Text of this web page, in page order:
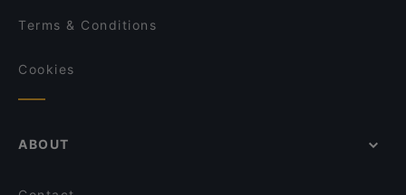
Terms & Conditions
Cookies
ABOUT